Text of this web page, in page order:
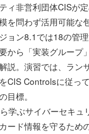
ィ非営利団体CISが
を問わず活用可能な
ョン8.1では18の管
から「実装グループ
説。演習では、ラン
CIS Controlsに従っ
目標。
学ぶサイバーセキュ
ード情報を守るため